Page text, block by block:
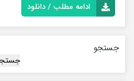
ادامه مطلب / دانلود
جستجو